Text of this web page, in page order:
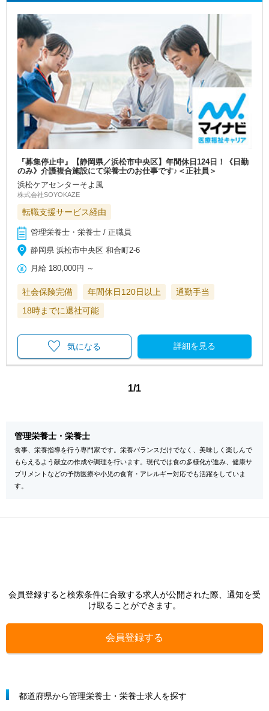
『募集停止中』【静岡県／浜松市中央区】年間休日124日！《日勤
のみ》介護複合施設にて栄養士のお仕事です♪＜正社員＞
浜松ケアセンターそよ風
株式会社SOYOKAZE
転職支援サービス経由
管理栄養士・栄養士 / 正職員
静岡県 浜松市中央区 和合町2-6
月給 180,000円 ～
社会保険完備 年間休日120日以上
通勤手当
18時までに退社可能
詳細を見る
気になる
1/1
管理栄養士・栄養士
食事、栄養指導を行う専門家です。栄養バランスだけでなく、美味しく楽しんで
もらえるよう献立の作成や調理を行います。現代では食の多様化が進み、健康サ
プリメントなどの予防医療や小児の食育・アレルギー対応でも活躍をしていま
す。
会員登録すると検索条件に合致する求人が公開された際、通知を受
け取ることができます。
会員登録する
都道府県から管理栄養士・栄養士求人を探す